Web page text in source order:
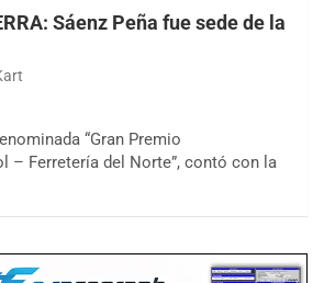
Sáenz Peña fue sede de la
“Gran Premio
– Ferretería del Norte”, contó con la